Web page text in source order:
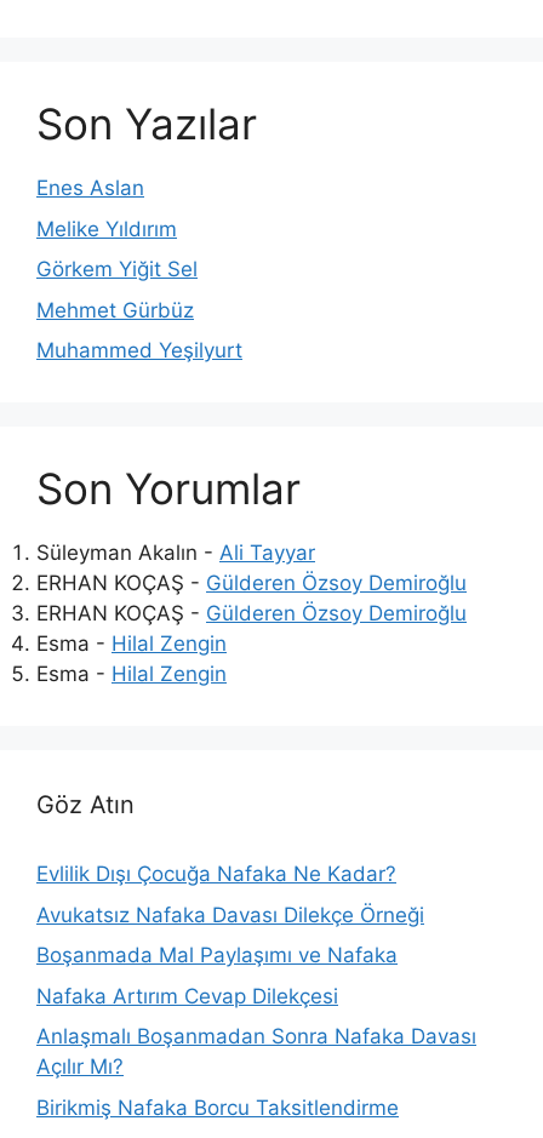
Son Yazılar
Enes Aslan
Melike Yıldırım
Görkem Yiğit Sel
Mehmet Gürbüz
Muhammed Yeşilyurt
Son Yorumlar
Süleyman Akalın - Ali Tayyar
ERHAN KOÇAŞ - Gülderen Özsoy Demiroğlu
ERHAN KOÇAŞ - Gülderen Özsoy Demiroğlu
Esma - Hilal Zengin
Esma - Hilal Zengin
Göz Atın
Evlilik Dışı Çocuğa Nafaka Ne Kadar?
Avukatsız Nafaka Davası Dilekçe Örneği
Boşanmada Mal Paylaşımı ve Nafaka
Nafaka Artırım Cevap Dilekçesi
Anlaşmalı Boşanmadan Sonra Nafaka Davası
Açılır Mı?
Birikmiş Nafaka Borcu Taksitlendirme